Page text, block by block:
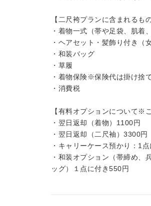
【二尺袴プランに含まれるもの
・着物一式（帯や足袋、肌着
・ヘアセット・髪飾り付き（
・和装バッグ
・草履
・着物保険※保険代は掛け捨
・消費税
【有料オプションについて※
・翌日返却（着物）1100円
・翌日返却（二尺袖）3300円
・キャリーケース預かり：1
・和装オプション（帯締め、
ッグ）１点に付き550円